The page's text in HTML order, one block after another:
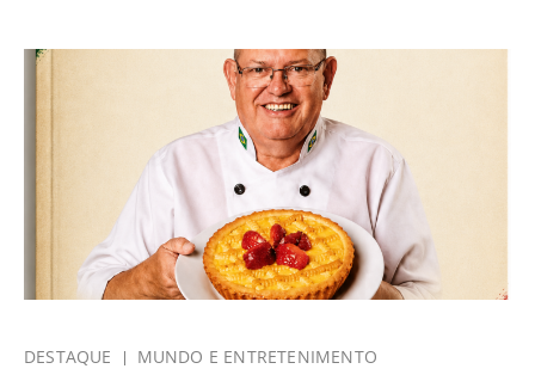
DESTAQUE MUNDO E ENTRETENIMENTO